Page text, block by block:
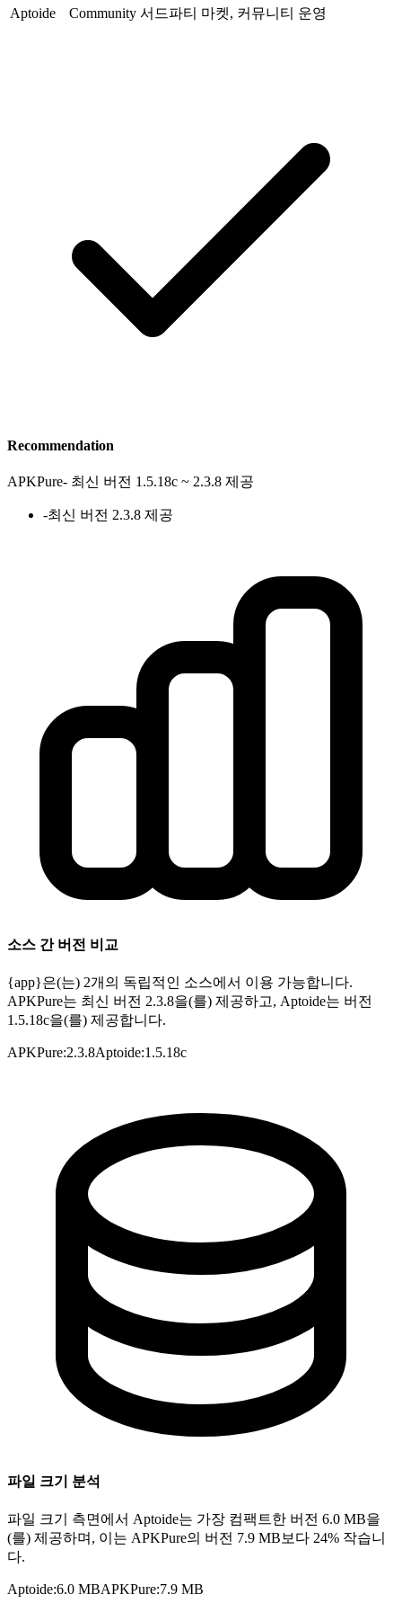
Aptoide
Community 서드파티 마켓, 커뮤니티 운영
Recommendation
APKPure- 최신 버전 1.5.18c ~ 2.3.8 제공
-최신 버전 2.3.8 제공
소스 간 버전 비교
{app}은(는) 2개의 독립적인 소스에서 이용 가능합니다.
APKPure는 최신 버전 2.3.8을(를) 제공하고, Aptoide는 버전
1.5.18c을(를) 제공합니다.
APKPure:2.3.8Aptoide:1.5.18c
파일 크기 분석
파일 크기 측면에서 Aptoide는 가장 컴팩트한 버전 6.0 MB을
(를) 제공하며, 이는 APKPure의 버전 7.9 MB보다 24% 작습니
다.
Aptoide:6.0 MBAPKPure:7.9 MB